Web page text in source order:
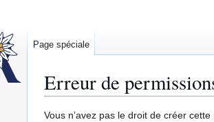
Erreur de
Aller
Aller
Vous n’avez pas le droit de créer
Page spéciale